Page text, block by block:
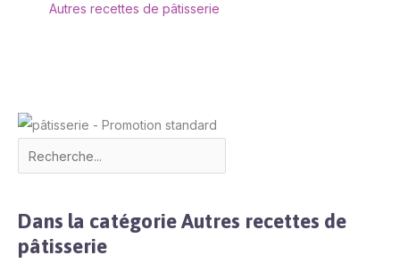
Autres recettes de pâtisserie
Dans la catégorie Autres recettes de
pâtisserie